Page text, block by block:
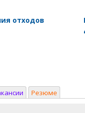
отходов
Резюме